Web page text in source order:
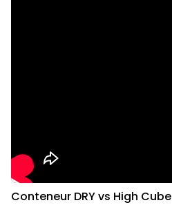
Conteneur DRY vs High Cube